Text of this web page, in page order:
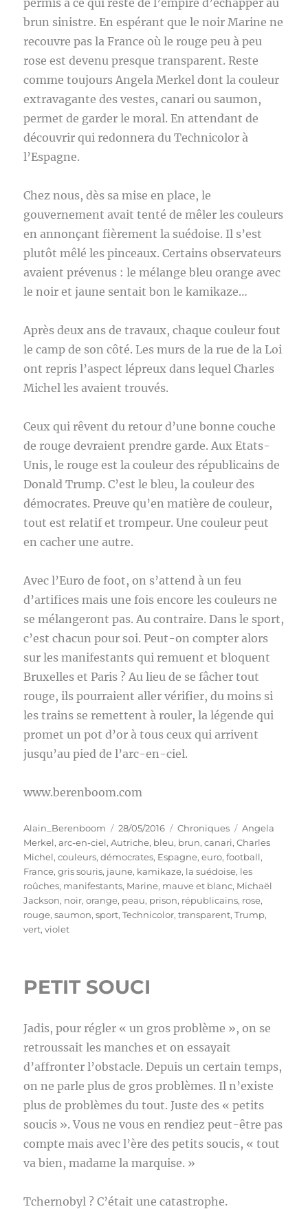
permis à ce qui reste de l’empire d’échapper au
brun sinistre. En espérant que le noir Marine ne
recouvre pas la France où le rouge peu à peu
rose est devenu presque transparent. Reste
comme toujours Angela Merkel dont la couleur
extravagante des vestes, canari ou saumon,
permet de garder le moral. En attendant de
découvrir qui redonnera du Technicolor à
l’Espagne.
Chez nous, dès sa mise en place, le
gouvernement avait tenté de mêler les couleurs
en annonçant fièrement la suédoise. Il s’est
plutôt mêlé les pinceaux. Certains observateurs
avaient prévenus : le mélange bleu orange avec
le noir et jaune sentait bon le kamikaze…
Après deux ans de travaux, chaque couleur fout
le camp de son côté. Les murs de la rue de la Loi
ont repris l’aspect lépreux dans lequel Charles
Michel les avaient trouvés.
Ceux qui rêvent du retour d’une bonne couche
de rouge devraient prendre garde. Aux Etats-
Unis, le rouge est la couleur des républicains de
Donald Trump. C’est le bleu, la couleur des
démocrates. Preuve qu’en matière de couleur,
tout est relatif et trompeur. Une couleur peut
en cacher une autre.
Avec l’Euro de foot, on s’attend à un feu
d’artifices mais une fois encore les couleurs ne
se mélangeront pas. Au contraire. Dans le sport,
c’est chacun pour soi. Peut-on compter alors
sur les manifestants qui remuent et bloquent
Bruxelles et Paris ? Au lieu de se fâcher tout
rouge, ils pourraient aller vérifier, du moins si
les trains se remettent à rouler, la légende qui
promet un pot d’or à tous ceux qui arrivent
jusqu’au pied de l’arc-en-ciel.
www.berenboom.com
Auteur
Alain_Berenboom
Publié
le
28/05/2016 Catégories
Chroniques Étiquettes
Angela
Merkel,arc-en-ciel,Autriche, bleu, brun,canari,Charles
Michel,couleurs,démocrates, Espagne,euro,football,
France,gris souris, jaune, kamikaze, la suédoise, les
roûches, manifestants, Marine, mauve et blanc, Michaël
Jackson, noir,orange, peau, prison, républicains, rose,
rouge,saumon,sport,Technicolor,transparent,Trump,
vert,violet
PETIT SOUCI
Jadis, pour régler « un gros problème », on se
retroussait les manches et on essayait
d’affronter l’obstacle. Depuis un certain temps,
on ne parle plus de gros problèmes. Il n’existe
plus de problèmes du tout. Juste des « petits
soucis ». Vous ne vous en rendiez peut-être pas
compte mais avec l’ère des petits soucis, « tout
va bien, madame la marquise. »
Tchernobyl ? C’était une catastrophe.